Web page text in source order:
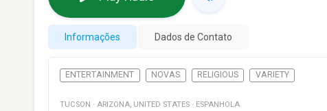
Informações Dados de Contato
ENTERTAINMENT NOVAS RELIGIOUS VARIETY
TUCSON · ARIZONA, UNITED STATES · ESPANHOLA